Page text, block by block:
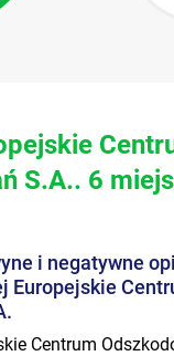
S.A.. 6
i negatywne
Europejskie
Centrum